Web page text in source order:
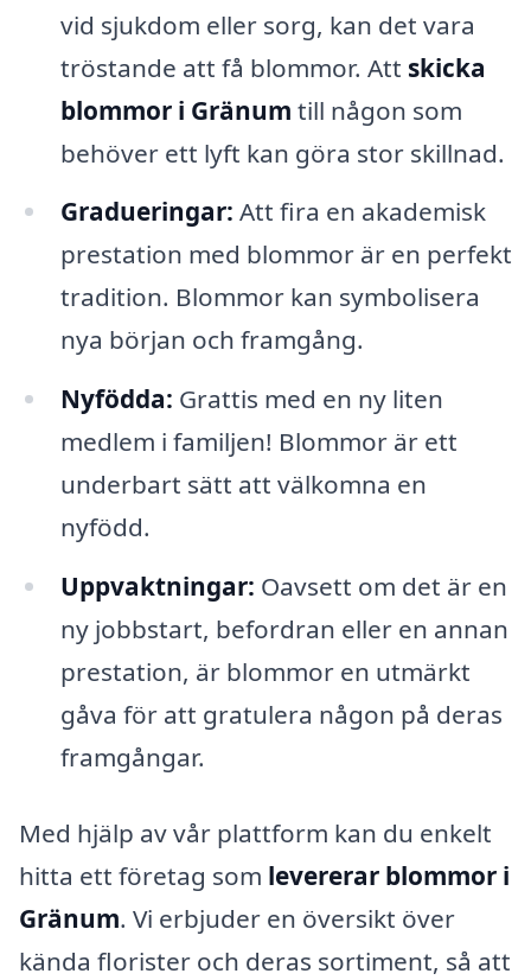
vid sjukdom eller sorg, kan det vara
tröstande att få blommor. Att skicka
blommor i Gränum till någon som
behöver ett lyft kan göra stor skillnad.
Gradueringar: Att fira en akademisk
prestation med blommor är en perfekt
tradition. Blommor kan symbolisera
nya början och framgång.
Nyfödda: Grattis med en ny liten
medlem i familjen! Blommor är ett
underbart sätt att välkomna en
nyfödd.
Uppvaktningar: Oavsett om det är en
ny jobbstart, befordran eller en annan
prestation, är blommor en utmärkt
gåva för att gratulera någon på deras
framgångar.
Med hjälp av vår plattform kan du enkelt
hitta ett företag som levererar blommor i
Gränum. Vi erbjuder en översikt över
kända florister och deras sortiment, så att